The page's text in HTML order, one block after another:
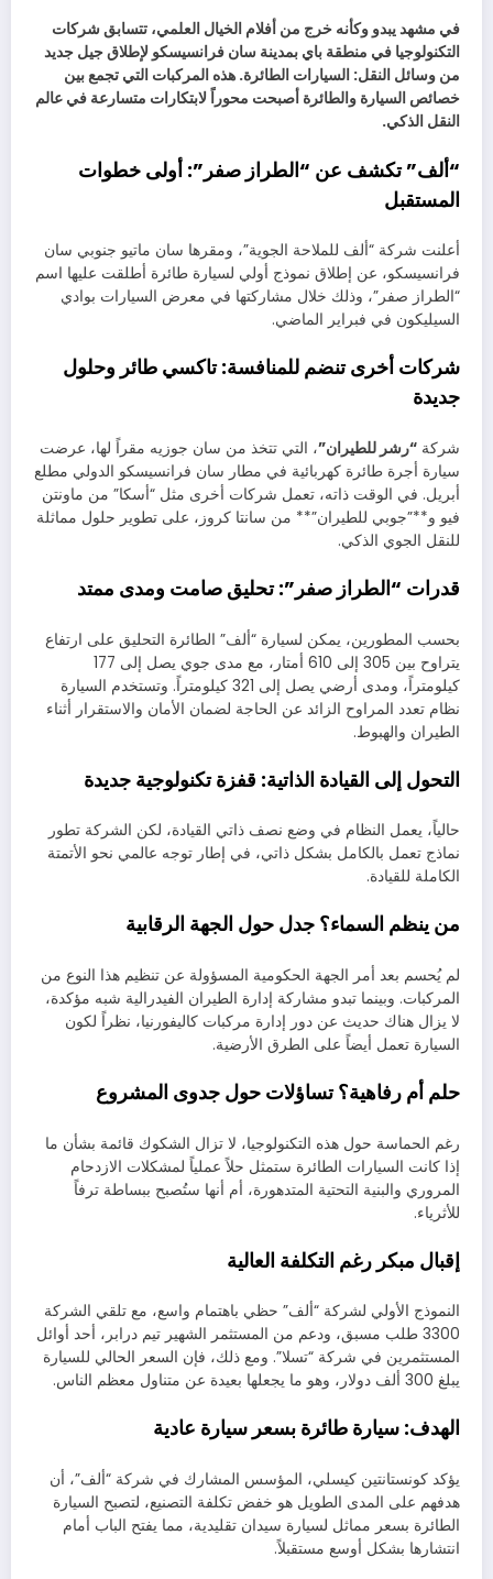
في مشهد يبدو وكأنه خرج من أفلام الخيال العلمي، تتسابق شركات
التكنولوجيا في منطقة باي بمدينة سان فرانسيسكو لإطلاق جيل جديد
من وسائل النقل: السيارات الطائرة. هذه المركبات التي تجمع بين
خصائص السيارة والطائرة أصبحت محوراً لابتكارات متسارعة في عالم
النقل الذكي.
“ألف” تكشف عن “الطراز صفر”: أولى خطوات
المستقبل
أعلنت شركة “ألف للملاحة الجوية”، ومقرها سان ماتيو جنوبي سان
فرانسيسكو، عن إطلاق نموذج أولي لسيارة طائرة أطلقت عليها اسم
“الطراز صفر”، وذلك خلال مشاركتها في معرض السيارات بوادي
السيليكون في فبراير الماضي.
شركات أخرى تنضم للمنافسة: تاكسي طائر وحلول
جديدة
شركة “رشر للطيران”، التي تتخذ من سان جوزيه مقراً لها، عرضت
سيارة أجرة طائرة كهربائية في مطار سان فرانسيسكو الدولي مطلع
أبريل. في الوقت ذاته، تعمل شركات أخرى مثل “أسكا” من ماونتن
فيو و**”جوبي للطيران”** من سانتا كروز، على تطوير حلول مماثلة
للنقل الجوي الذكي.
قدرات “الطراز صفر”: تحليق صامت ومدى ممتد
بحسب المطورين، يمكن لسيارة “ألف” الطائرة التحليق على ارتفاع
يتراوح بين 305 إلى 610 أمتار، مع مدى جوي يصل إلى 177
كيلومتراً، ومدى أرضي يصل إلى 321 كيلومتراً. وتستخدم السيارة
نظام تعدد المراوح الزائد عن الحاجة لضمان الأمان والاستقرار أثناء
الطيران والهبوط.
التحول إلى القيادة الذاتية: قفزة تكنولوجية جديدة
حالياً، يعمل النظام في وضع نصف ذاتي القيادة، لكن الشركة تطور
نماذج تعمل بالكامل بشكل ذاتي، في إطار توجه عالمي نحو الأتمتة
الكاملة للقيادة.
من ينظم السماء؟ جدل حول الجهة الرقابية
لم يُحسم بعد أمر الجهة الحكومية المسؤولة عن تنظيم هذا النوع من
المركبات. وبينما تبدو مشاركة إدارة الطيران الفيدرالية شبه مؤكدة،
لا يزال هناك حديث عن دور إدارة مركبات كاليفورنيا، نظراً لكون
السيارة تعمل أيضاً على الطرق الأرضية.
حلم أم رفاهية؟ تساؤلات حول جدوى المشروع
رغم الحماسة حول هذه التكنولوجيا، لا تزال الشكوك قائمة بشأن ما
إذا كانت السيارات الطائرة ستمثل حلاً عملياً لمشكلات الازدحام
المروري والبنية التحتية المتدهورة، أم أنها ستُصبح ببساطة ترفاً
للأثرياء.
إقبال مبكر رغم التكلفة العالية
النموذج الأولي لشركة “ألف” حظي باهتمام واسع، مع تلقي الشركة
3300 طلب مسبق، ودعم من المستثمر الشهير تيم درابر، أحد أوائل
المستثمرين في شركة “تسلا”. ومع ذلك، فإن السعر الحالي للسيارة
يبلغ 300 ألف دولار، وهو ما يجعلها بعيدة عن متناول معظم الناس.
الهدف: سيارة طائرة بسعر سيارة عادية
يؤكد كونستانتين كيسلي، المؤسس المشارك في شركة “ألف”، أن
هدفهم على المدى الطويل هو خفض تكلفة التصنيع، لتصبح السيارة
الطائرة بسعر مماثل لسيارة سيدان تقليدية، مما يفتح الباب أمام
انتشارها بشكل أوسع مستقبلاً.